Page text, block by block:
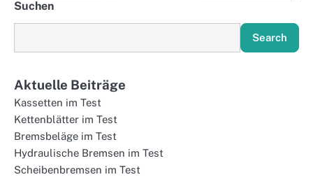
Suchen
Search
Aktuelle Beiträge
Kassetten im Test
Kettenblätter im Test
Bremsbeläge im Test
Hydraulische Bremsen im Test
Scheibenbremsen im Test